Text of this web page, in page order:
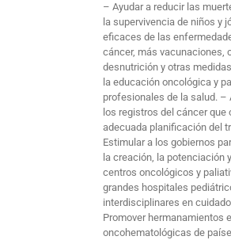
– Ayudar a reducir las
la supervivencia de niños y
eficaces de las
cáncer, más vacunaciones,
desnutrición y otras
la educación oncológica y
profesionales de la salud. –
los registros del cáncer que
adecuada planificación del
Estimular a los gobiernos
la creación, la potenciación
centros oncológicos y
grandes hospitales
interdisciplinares en
Promover hermanamientos
oncohematológicas de